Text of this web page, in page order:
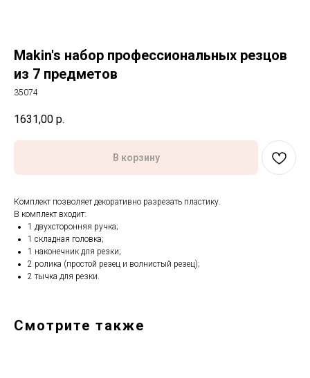
Makin's набор профессиональных резцов
из 7 предметов
35074
1631,00 р.
В корзину
Комплект позволяет декоративно разрезать пластику.
В комплект входит:
1 двухсторонняя ручка;
1 складная головка;
1 наконечник для резки;
2 pоликa (простой резец и волнистый резец);
2 тычка для резки.
Смотрите также